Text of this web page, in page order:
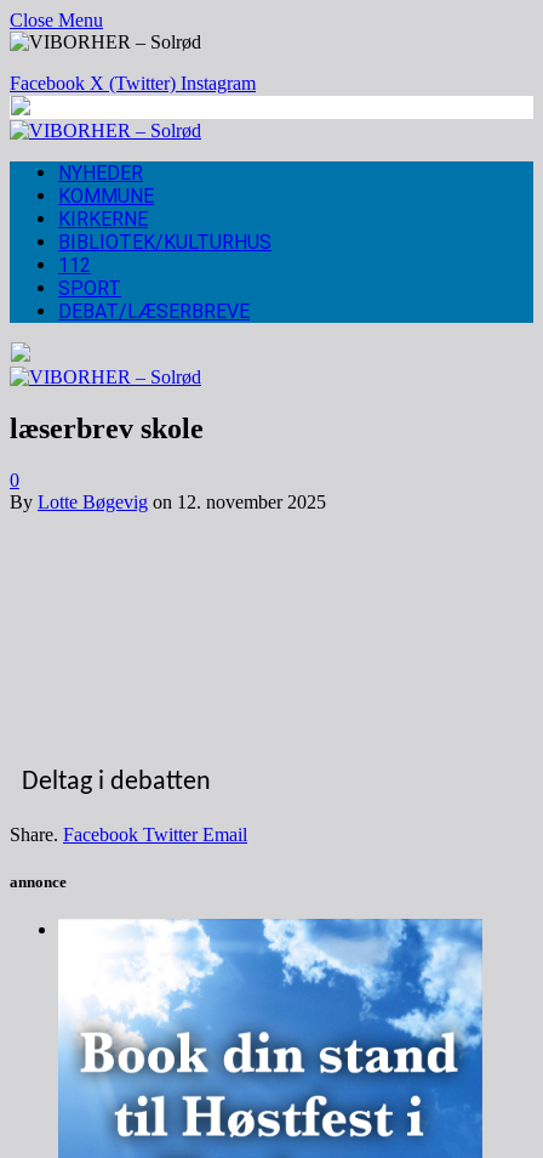
Close Menu
Facebook X (Twitter) Instagram
NYHEDER
KOMMUNE
KIRKERNE
BIBLIOTEK/KULTURHUS
112
SPORT
DEBAT/LÆSERBREVE
læserbrev skole
0
By Lotte Bøgevig on 12. november 2025
Deltag i debatten
Share. Facebook Twitter Email
annonce